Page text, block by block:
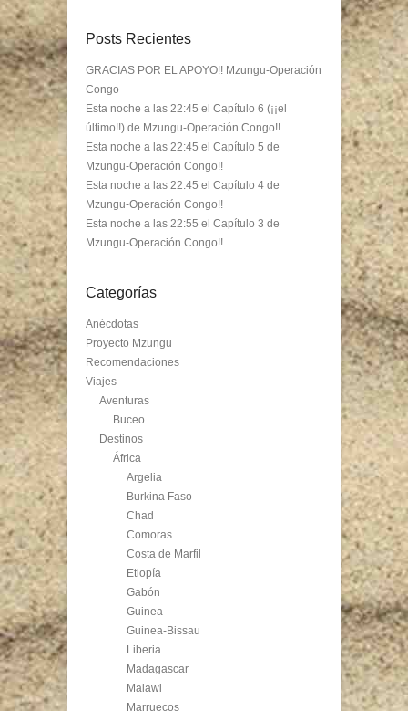
Posts Recientes
GRACIAS POR EL APOYO!! Mzungu-Operación
Congo
Esta noche a las 22:45 el Capítulo 6 (¡¡el
último!!) de Mzungu-Operación Congo!!
Esta noche a las 22:45 el Capítulo 5 de
Mzungu-Operación Congo!!
Esta noche a las 22:45 el Capítulo 4 de
Mzungu-Operación Congo!!
Esta noche a las 22:55 el Capítulo 3 de
Mzungu-Operación Congo!!
Categorías
Anécdotas
Proyecto Mzungu
Recomendaciones
Viajes
Aventuras
Buceo
Destinos
África
Argelia
Burkina Faso
Chad
Comoras
Costa de Marfil
Etiopía
Gabón
Guinea
Guinea-Bissau
Liberia
Madagascar
Malawi
Marruecos